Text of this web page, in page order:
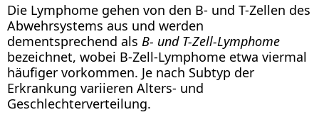
Die Lymphome gehen von den B- und T-Zellen des
Abwehrsystems aus und werden
dementsprechend als B- und T-Zell-Lymphome
bezeichnet, wobei B-Zell-Lymphome etwa viermal
häufiger vorkommen. Je nach Subtyp der
Erkrankung variieren Alters- und
Geschlechterverteilung.